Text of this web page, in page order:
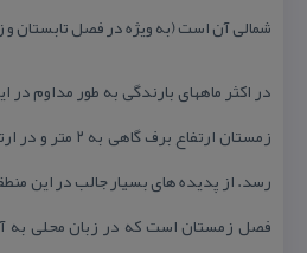
شمالی آن است (به ویژه در فصل تابستان
در اكثر ماههای بارندگی به طور مداوم
رسد. از پدیده های بسیار جالب در این
فصل زمستان است كه در زبان محلی به